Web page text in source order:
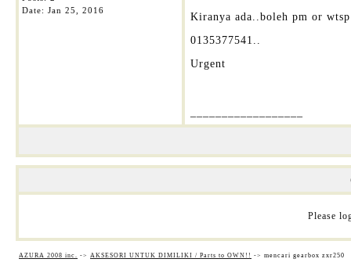
Date: Jan 25, 2016
Kiranya ada..boleh pm or
0135377541..
Urgent
Please
AZURA 2008 inc. -> AKSESORI UNTUK DIMILIKI / Parts to OWN!! -> mencari gearbox zxr250